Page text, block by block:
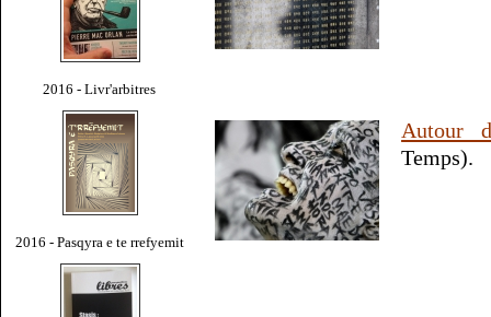
2016 - Livr'arbitres
2016 - Pasqyra e te rrefyemit
Autour
Temps).